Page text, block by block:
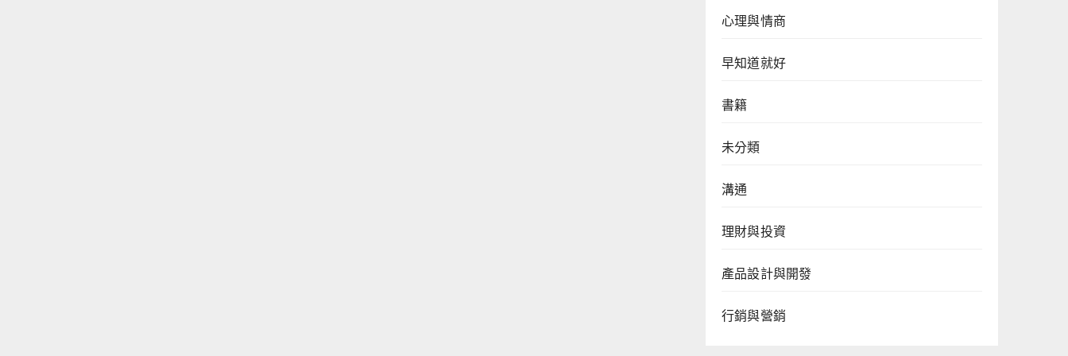
心理與情商
早知道就好
書籍
未分類
溝通
理財與投資
產品設計與開發
行銷與營銷